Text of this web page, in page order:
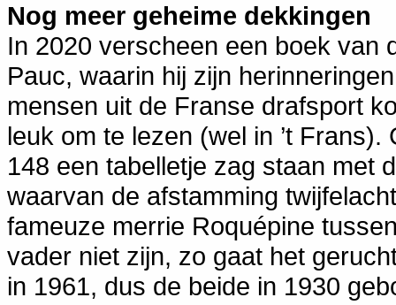
Nog meer geheime dekkingen
In 2020 verscheen een boek van
Pauc, waarin hij zijn
mensen uit de Franse drafsport
leuk om te lezen (wel in ’t
148 een tabelletje zag staan met
waarvan de afstamming
fameuze merrie Roquépine
vader niet zijn, zo gaat het
in 1961, dus de beide in 1930